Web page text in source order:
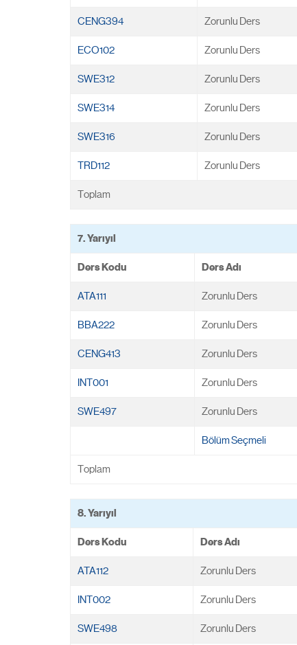
CENG394 Zorunlu Ders
ECO102 Zorunlu Ders
SWE312 Zorunlu Ders
SWE314 Zorunlu Ders
SWE316 Zorunlu Ders
TRD112 Zorunlu Ders
Toplam
7. Yarıyıl
Ders Kodu Ders Adı
ATA111 Zorunlu Ders
BBA222 Zorunlu Ders
CENG413 Zorunlu Ders
INT001 Zorunlu Ders
SWE497 Zorunlu Ders
Bölüm Seçmeli
Toplam
8. Yarıyıl
Ders Kodu Ders Adı
ATA112 Zorunlu Ders
INT002 Zorunlu Ders
SWE498 Zorunlu Ders